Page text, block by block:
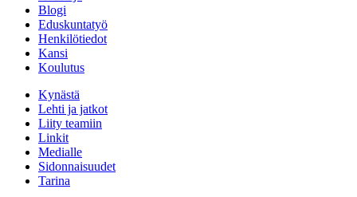
Blogi
Eduskuntatyö
Henkilötiedot
Kansi
Koulutus
Kynästä
Lehti ja jatkot
Liity teamiin
Linkit
Medialle
Sidonnaisuudet
Tarina